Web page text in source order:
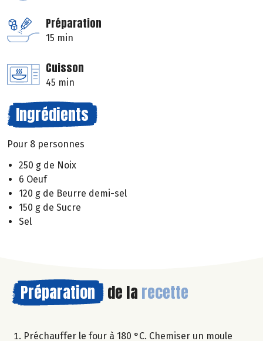
Préparation
15 min
Cuisson
45 min
Ingrédients
Pour 8 personnes
250 g de Noix
6 Oeuf
120 g de Beurre demi-sel
150 g de Sucre
Sel
Préparation de la recette
Préchauffer le four à 180 °C. Chemiser un moule